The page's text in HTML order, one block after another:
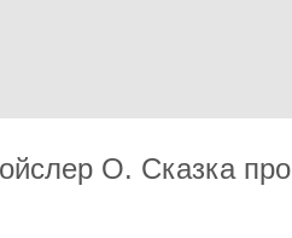
О. Сказка про